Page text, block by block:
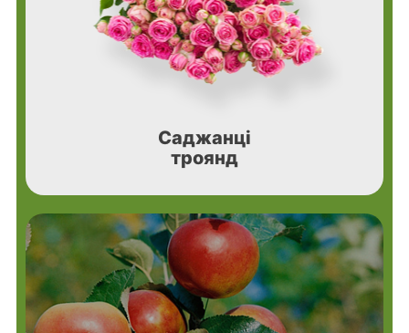
Саджанці
троянд